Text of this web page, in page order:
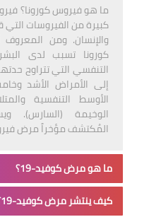
ما هو فيروس كورونا؟
كبيرة من الفيروسات
والإنسان. ومن
كورونا تسبب لدى
التنفسي التي تتراوح
إلى الأمراض الأشد
الأوسط التنفسية
الوخيمة (السارس).
المُكتشف مؤخراً مرض
ما هو مرض كوفيد-19؟
كيف ينتشر مرض كوفيد-19؟